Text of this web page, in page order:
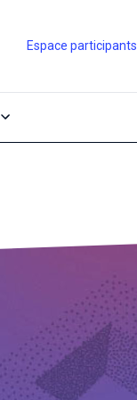
Espace participants